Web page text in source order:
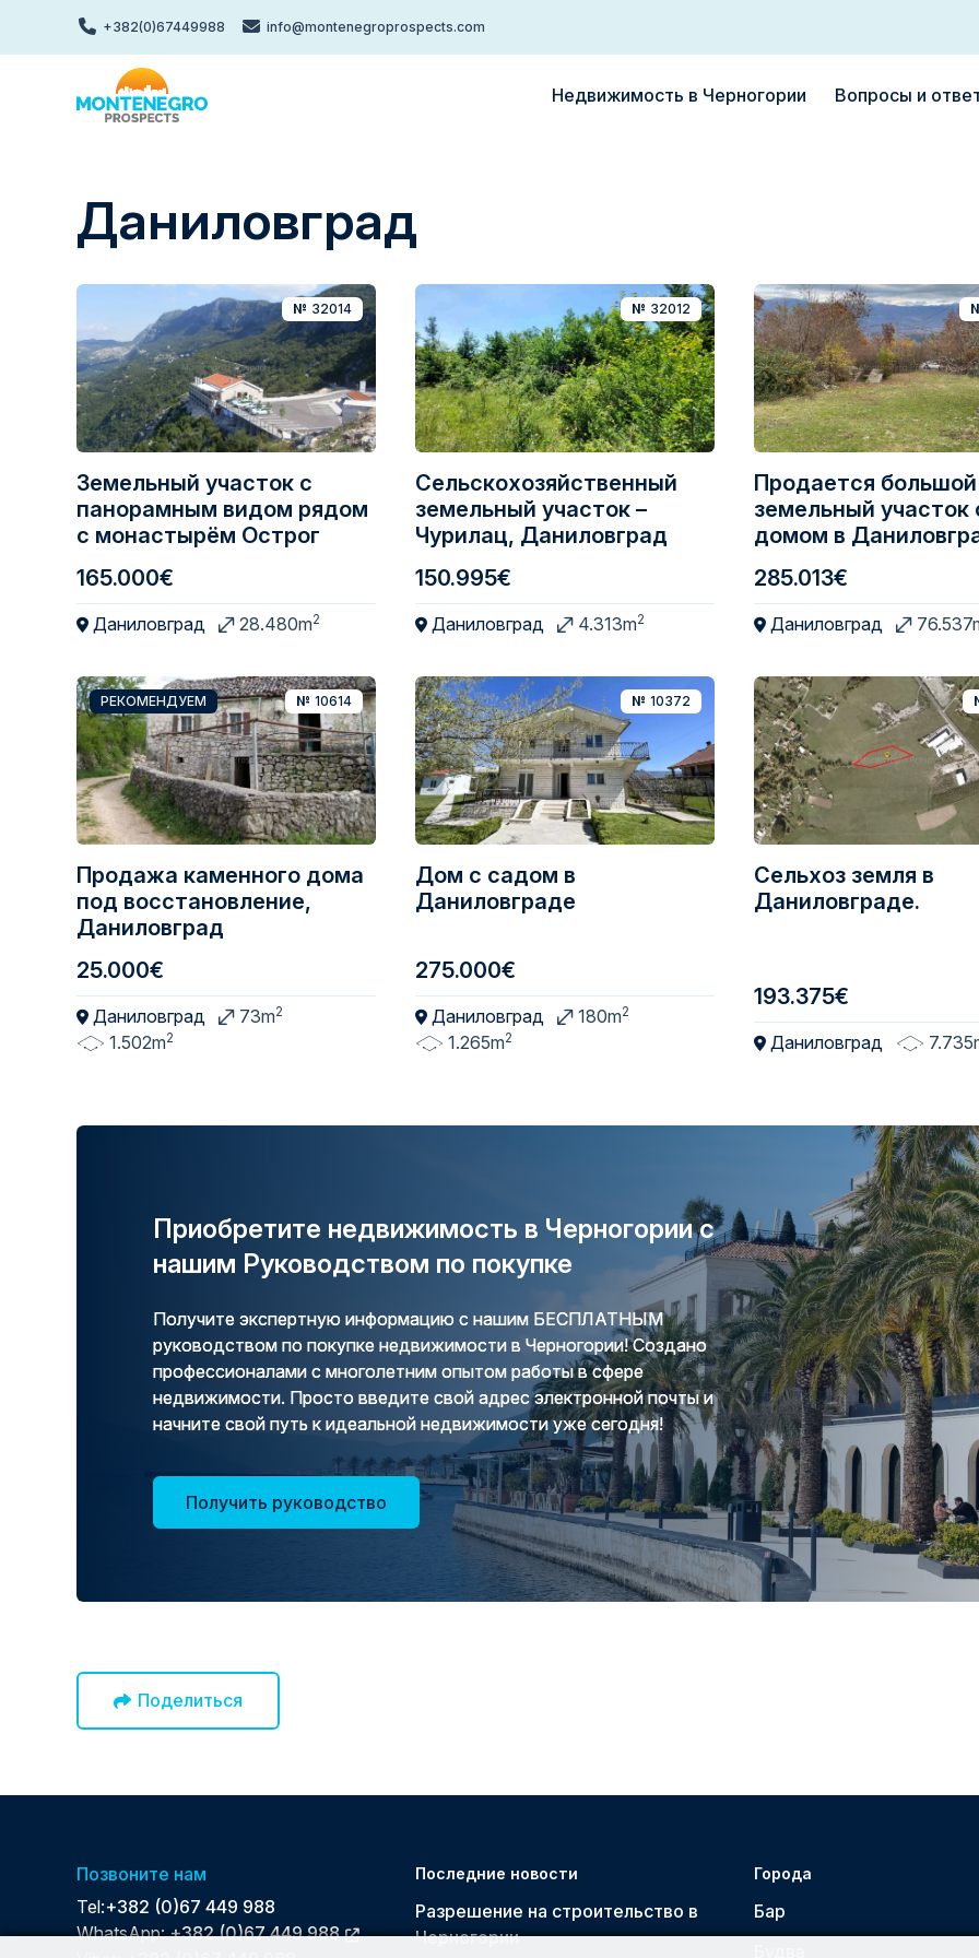
содержанию
+382(0)67449988 info@montenegroprospects.com
Недвижимость в Черногории Вопросы и
Даниловград
Земельный участок с
панорамным видом рядом
с монастырём Острог
№ 32014
165.000€
Даниловград 28.480m2
Сельскохозяйственный
земельный участок –
Чурилац, Даниловград
№ 32012
150.995€
Даниловград 4.313m2
Продается большой
земельный участок
домом в
285.013€
Даниловград
Продажа каменного дома
под восстановление,
Даниловград
РЕКОМЕНДУЕМ № 10614
25.000€
Даниловград 73m2
1.502m2
Дом с садом в
Даниловграде
№ 10372
275.000€
Даниловград 180m2
1.265m2
Сельхоз земля в
Даниловграде.
193.375€
Даниловград
Приобретите недвижимость в Черногории с
нашим Руководством по покупке
Получите экспертную информацию с нашим БЕСПЛАТНЫМ
руководством по покупке недвижимости в Черногории! Создано
профессионалами с многолетним опытом работы в сфере
недвижимости. Просто введите свой адрес электронной почты и
начните свой путь к идеальной недвижимости уже сегодня!
Получить руководство
Поделиться
Позвоните нам
Tel:+382 (0)67 449 988
WhatsApp:+382 (0)67 449 988
Последние новости
Разрешение на строительство в
Черногории
Города
Бар